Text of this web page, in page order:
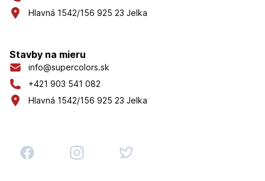
Hlavná 1542/156 925 23 Jelka
Stavby na mieru
info@supercolors.sk
+421 903 541 082
Hlavná 1542/156 925 23 Jelka